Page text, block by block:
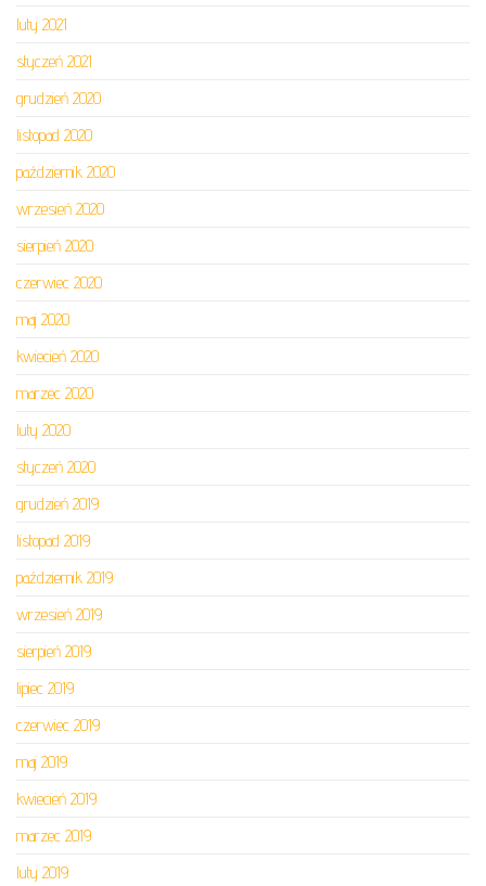
luty 2021
styczeń 2021
grudzień 2020
listopad 2020
październik 2020
wrzesień 2020
sierpień 2020
czerwiec 2020
maj 2020
kwiecień 2020
marzec 2020
luty 2020
styczeń 2020
grudzień 2019
listopad 2019
październik 2019
wrzesień 2019
sierpień 2019
lipiec 2019
czerwiec 2019
maj 2019
kwiecień 2019
marzec 2019
luty 2019